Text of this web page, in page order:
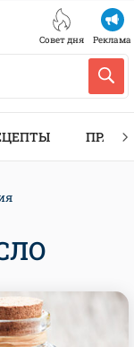
Совет дня Реклама